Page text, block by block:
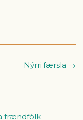
Nýrri færsla →
frændfólki